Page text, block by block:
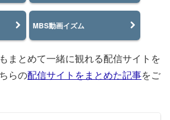
MBS動画イズム
まとめて一緒に観れる配信サイトを
らの配信サイトをまとめた記事をご